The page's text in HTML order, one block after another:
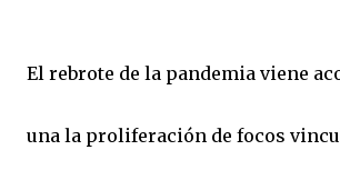
El rebrote de la pandemia viene
una la proliferación de focos